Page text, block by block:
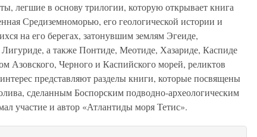
легшие в основу трилогии, которую открывает книга
Средиземноморью, его геологической истории и
на его берегах, затонувшим землям Эгеиде,
а также Понтиде, Меотиде, Хазариде, Каспиде
Азовского, Черного и Каспийского морей, реликтов
представляют разделы книги, которые посвящены
сделанным Боспорским подводно-археологическим
участие и автор «Атлантиды моря Тетис».